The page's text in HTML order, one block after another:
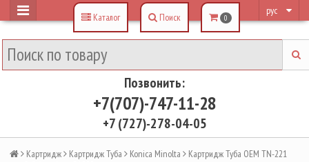
рус
Позвонить:
+7(707)-747-11-28
+7 (727)-278-04-05
Каталог Поиск 0
Картридж Картридж Туба Konica Minolta
Картридж Туба OEM TN-221